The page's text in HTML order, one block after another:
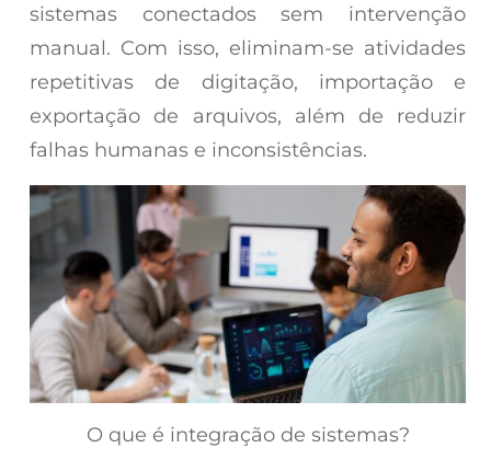
sistemas conectados sem intervenção
manual. Com isso, eliminam-se atividades
repetitivas de digitação, importação e
exportação de arquivos, além de reduzir
falhas humanas e inconsistências.
O que é integração de sistemas?